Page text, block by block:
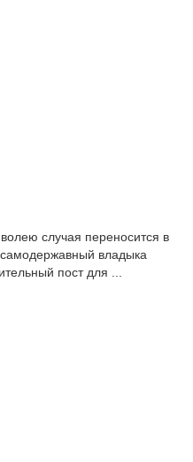
случая переносится в
владыка
пост для ...